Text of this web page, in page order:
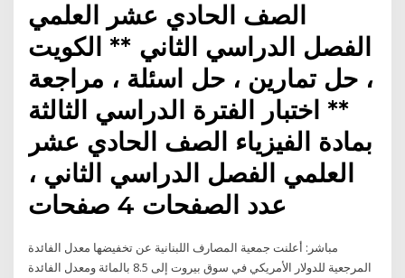
الصف الحادي عشر العلمي
الفصل الدراسي الثاني ** الكويت
، حل تمارين ، حل اسئلة ، مراجعة
** اختبار الفترة الدراسي الثالثة
بمادة الفيزياء الصف الحادي عشر
العلمي الفصل الدراسي الثاني ،
عدد الصفحات 4 صفحات
مباشر: أعلنت جمعية المصارف اللبنانية عن تخفيضها معدل الفائدة
المرجعية للدولار الأمريكي في سوق بيروت إلى 8.5 بالمائة ومعدل الفائدة